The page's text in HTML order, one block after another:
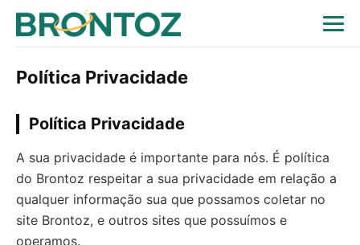
Política Privacidade
Política Privacidade
A sua privacidade é importante para nós. É política
do Brontoz respeitar a sua privacidade em relação a
qualquer informação sua que possamos coletar no
site Brontoz, e outros sites que possuímos e
operamos.